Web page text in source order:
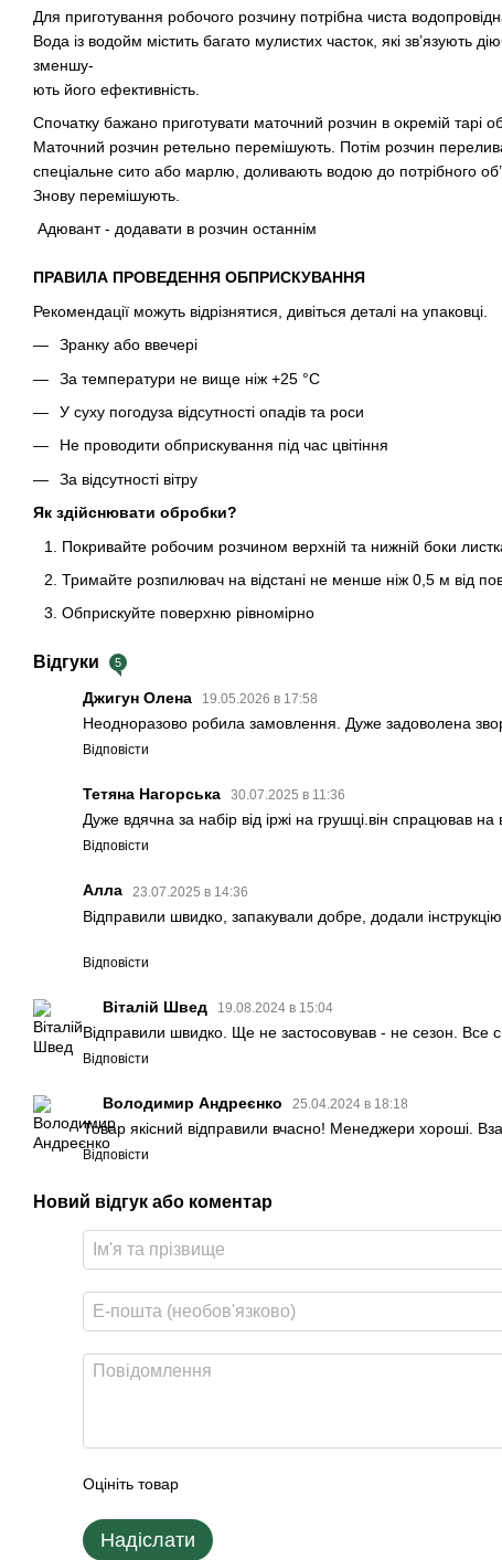
Для приготування робочого розчину потрібна чиста
Вода із водойм містить багато мулистих часток, які зв’язують
зменшу-
ють його ефективність.
Спочатку бажано приготувати маточний розчин в окремій тарі
Маточний розчин ретельно перемішують. Потім розчин
спеціальне сито або марлю, доливають водою до потрібного
Знову перемішують.
Адювант - додавати в розчин останнім
ПРАВИЛА ПРОВЕДЕННЯ ОБПРИСКУВАННЯ
Рекомендації можуть відрізнятися, дивіться деталі на упаковці.
Зранку або ввечері
За температури не вище ніж +25 °С
У суху погодуза відсутності опадів та роси
Не проводити обприскування під час цвітіння
За відсутності вітру
Як здійснювати обробки?
Покривайте робочим розчином верхній та нижній боки
Тримайте розпилювач на відстані не менше ніж 0,5 м від
Обприскуйте поверхню рівномірно
Відгуки 5
Джигун Олена 19.05.2026 в 17:58
Неодноразово робила замовлення. Дуже задоволена
Відповісти
Тетяна Нагорська 30.07.2025 в 11:36
Дуже вдячна за набір від іржі на грушці.він спрацював
Відповісти
Алла 23.07.2025 в 14:36
Відправили швидко, запакували добре, додали
Відповісти
Віталій Швед 19.08.2024 в 15:04
Відправили швидко. Ще не застосовував - не сезон. Все
Відповісти
Володимир Андреєнко 25.04.2024 в 18:18
Товар якісний відправили вчасно! Менеджери хороші.
Відповісти
Новий відгук або коментар
Оцініть товар
Надіслати